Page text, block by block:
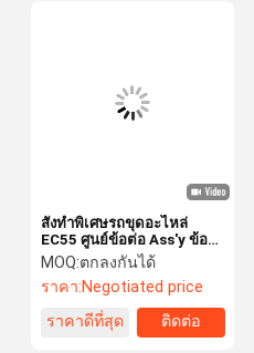
สั่งทำพิเศษรถขุดอะไหล่
EC55 ศูนย์ข้อต่อ Ass'y ข้อ
ต่อแบบหมุน
MOQ:ตกลงกันได้
ราคา:Negotiated price
ราคาดีที่สุด
ติดต่อ